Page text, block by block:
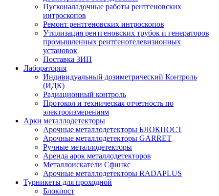
Пусконаладочные работы рентгеновских
интроскопов
Ремонт рентгеновских интроскопов
Утилизация рентгеновских трубок и генераторов
промышленных рентгенотелевизионных
установок
Поставка ЗИП
Лаборатория
Индивидуальный дозиметрический Контроль
(ИДК)
Радиационный контроль
Протокол и техническая отчетность по
электроизмерениям
Арки металлодетекторы
Арочные металлодетекторы БЛОКПОСТ
Арочные металлодетекторы GARRET
Ручные металлодетекторы
Аренда арок металлодетекторов
Металлоискатели Сфинкс
Арочные металлодетекторы RADAPLUS
Турникеты для проходной
Блокпост